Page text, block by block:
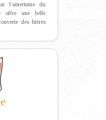
l’amertume du
offre une belle
des bières